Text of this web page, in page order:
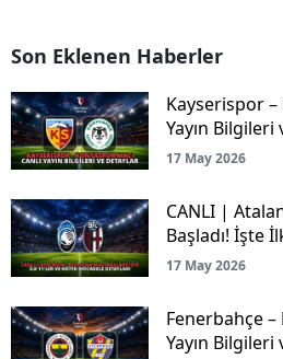
Son Eklenen Haberler
Kayserispor –
Yayın
17 May 2026
CANLI |
Başladı! İşte
Mücadele
17 May 2026
Fenerbahçe –
Yayın